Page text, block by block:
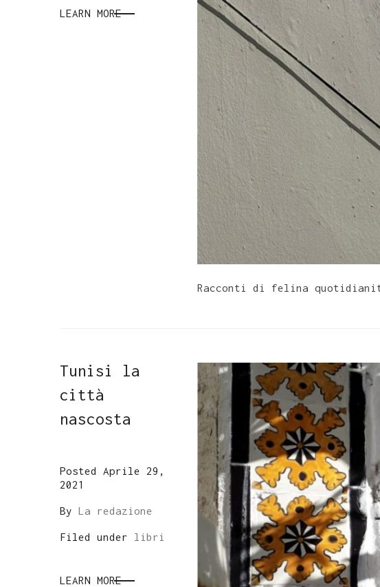
LEARN MORE
Racconti di felina
Tunisi la
città
nascosta
Posted Aprile 29,
2021
By La redazione
Filed under libri
LEARN MORE